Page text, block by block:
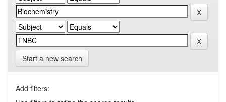
Start a new search
Add filters: